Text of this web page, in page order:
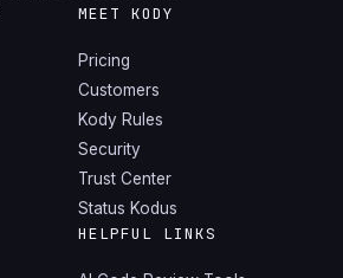
MEET KODY
Pricing
Customers
Kody Rules
Security
Trust Center
Status Kodus
HELPFUL LINKS